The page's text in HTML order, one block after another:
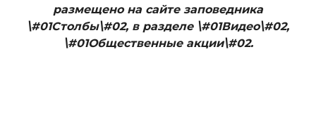
размещено на сайте заповедника
\#01Столбы\#02, в разделе \#01Видео\#02,
\#01Общественные акции\#02.